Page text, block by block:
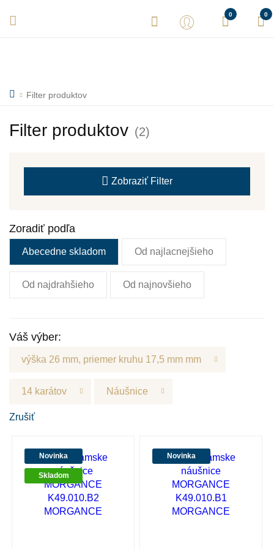
0 0
Filter produktov
Filter produktov (2)
Zobraziť Filter
Zoradiť podľa
Abecedne skladom Od najlacnejšieho
Od najdrahšieho Od najnovšieho
Váš výber:
výška 26 mm, priemer kruhu 17,5 mm mm
14 karátov Náušnice
Zrušiť
Novinka
Skladom
Novinka